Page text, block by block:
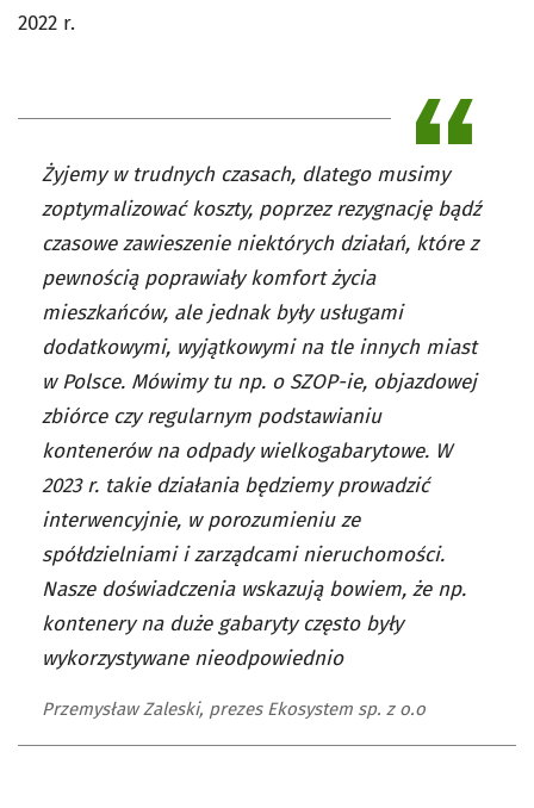
2022 r.
Żyjemy w trudnych czasach, dlatego musimy
zoptymalizować koszty, poprzez rezygnację bądź
czasowe zawieszenie niektórych działań, które z
pewnością poprawiały komfort życia
mieszkańców, ale jednak były usługami
dodatkowymi, wyjątkowymi na tle innych miast
w Polsce. Mówimy tu np. o SZOP-ie, objazdowej
zbiórce czy regularnym podstawianiu
kontenerów na odpady wielkogabarytowe. W
2023 r. takie działania będziemy prowadzić
interwencyjnie, w porozumieniu ze
spółdzielniami i zarządcami nieruchomości.
Nasze doświadczenia wskazują bowiem, że np.
kontenery na duże gabaryty często były
wykorzystywane nieodpowiednio
Przemysław Zaleski, prezes Ekosystem sp. z o.o